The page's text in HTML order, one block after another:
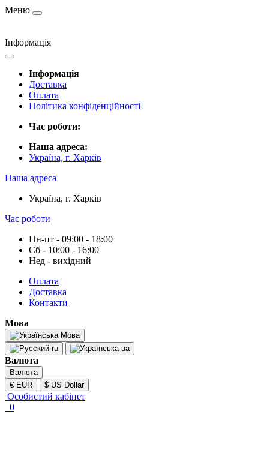
Меню
Інформація
Інформація
Доставка
Оплата
Політика конфіденційності
Час роботи:
Наша адреса:
Україна, г. Харків
Наша адреса
Україна, г. Харків
Час роботи
Пн-пт - 09:00 - 18:00
Сб - 10:00 - 16:00
Нед - вихідний
Оплата
Доставка
Контакти
Мова
Мова
ru
ua
Валюта
Валюта
€ EUR
$ US Dollar
Особистий кабінет
0